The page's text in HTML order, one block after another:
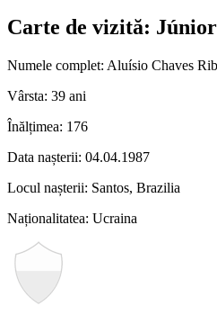
Carte de vizită:
Numele complet: Aluísio Chaves
Vârsta: 39 ani
Înălțimea: 176
Data nașterii: 04.04.1987
Locul nașterii: Santos, Brazilia
Naționalitatea: Ucraina